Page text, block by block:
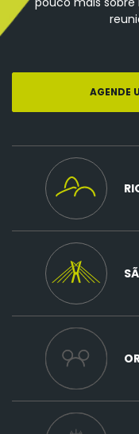
AGENDE